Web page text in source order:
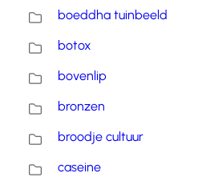
boeddha tuinbeeld
botox
bovenlip
bronzen
broodje cultuur
caseine